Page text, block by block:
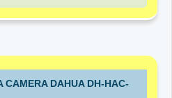
CAMERA DAHUA DH-HAC-